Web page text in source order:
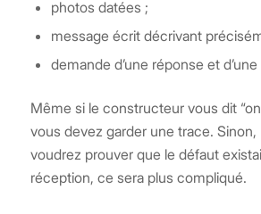
photos datées ;
message écrit décrivant
demande d’une réponse et
Même si le constructeur vous dit
vous devez garder une trace. Sinon,
voudrez prouver que le défaut
réception, ce sera plus compliqué.